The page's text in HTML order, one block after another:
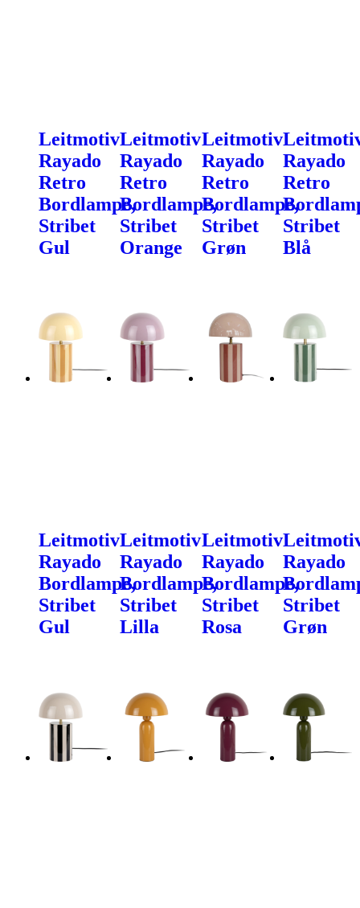
Leitmotiv
Rayado
Retro
Bordlampe,
Stribet
Gul
Leitmotiv
Rayado
Retro
Bordlampe,
Stribet
Orange
Leitmotiv
Rayado
Retro
Bordlampe,
Stribet
Grøn
Rayado
Retro
Stribet
Blå
Leitmotiv
Rayado
Bordlampe,
Stribet
Gul
Leitmotiv
Rayado
Bordlampe,
Stribet
Lilla
Leitmotiv
Rayado
Bordlampe,
Stribet
Rosa
Rayado
Stribet
Grøn